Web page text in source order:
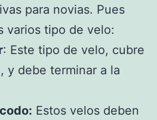
para novias. Pues
varios tipo de velo:
: Este tipo de velo, cubre
y debe terminar a la
Estos velos deben